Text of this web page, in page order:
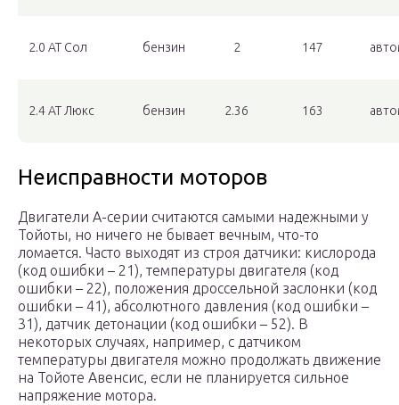
2.0 АТ Сол бензин 2 147
2.4 АТ Люкс бензин 2.36 163
Неисправности моторов
Двигатели A-серии считаются самыми надежными у
Тойоты, но ничего не бывает вечным, что-то
ломается. Часто выходят из строя датчики: кислорода
(код ошибки – 21), температуры двигателя (код
ошибки – 22), положения дроссельной заслонки (код
ошибки – 41), абсолютного давления (код ошибки –
31), датчик детонации (код ошибки – 52). В
некоторых случаях, например, с датчиком
температуры двигателя можно продолжать движение
на Тойоте Авенсис, если не планируется сильное
напряжение мотора.